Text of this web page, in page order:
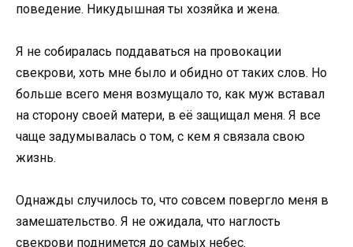
поведение. Никудышная ты хозяйка и жена.
Я не собиралась поддаваться на провокации
свекрови, хоть мне было и обидно от таких слов. Но
больше всего меня возмущало то, как муж вставал
на сторону своей матери, в её защищал меня. Я все
чаще задумывалась о том, с кем я связала свою
жизнь.
Однажды случилось то, что совсем повергло меня в
замешательство. Я не ожидала, что наглость
свекрови поднимется до самых небес.